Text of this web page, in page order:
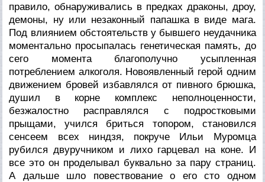
правило, обнаруживались в предках драконы, дроу,
демоны, ну или незаконный папашка в виде мага.
Под влиянием обстоятельств у бывшего неудачника
моментально просыпалась генетическая память, до
сего момента благополучно усыпленная
потреблением алкоголя. Новоявленный герой одним
движением бровей избавлялся от пивного брюшка,
душил в корне комплекс неполноценности,
безжалостно расправлялся с подростковыми
прыщами, учился бриться топором, становился
сенсеем всех ниндзя, покруче Ильи Муромца
рубился двуручником и лихо гарцевал на коне. И
все это он проделывал буквально за пару страниц.
А дальше шло повествование о его сто одном